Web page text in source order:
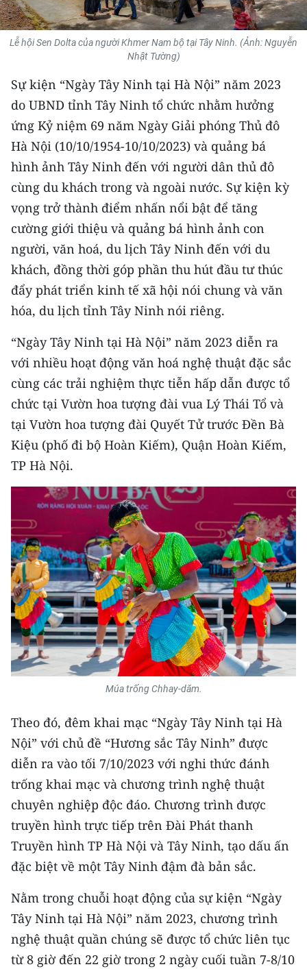
BẠN ĐỌC
KIỂM CHỨNG THÔNG TIN
TRI THỨC CHUYÊN SÂU
54 DÂN TỘC VIỆT NAM
CHƯƠNG TRÌNH OCOP - MỖI XÃ
MỘT SẢN PHẨM
RADIO
MEDIA CENTER
E-Magazine
Video
Media Chính trị
Media Kinh tế
Media Văn hóa
Media Xã hội
Media Pháp luật
Media Du lịch
Media Thế giới
Media Thể thao
Media Giáo dục
Media Y tế
Media Khoa học - Công nghệ
Media Môi trường
Infographic
TIN MỚI
TIN ĐỊA PHƯƠNG
Trung du và miền núi phía Bắc
Đồng bằng sông Hồng
Bắc Trung Bộ
Duyên hải Nam Trung Bộ và Tây
Nguyên
Lễ hội Sen Dolta của người Khmer Nam bộ tại Tây Ninh. (Ảnh: Nguyễn
Nhật Tường)
Sự kiện “Ngày Tây Ninh tại Hà Nội” năm 2023
do UBND tỉnh Tây Ninh tổ chức nhằm hưởng
ứng Kỷ niệm 69 năm Ngày Giải phóng Thủ đô
Hà Nội (10/10/1954-10/10/2023) và quảng bá
hình ảnh Tây Ninh đến với người dân thủ đô
cùng du khách trong và ngoài nước. Sự kiện kỳ
vọng trở thành điểm nhấn nổi bật để tăng
cường giới thiệu và quảng bá hình ảnh con
người, văn hoá, du lịch Tây Ninh đến với du
khách, đồng thời góp phần thu hút đầu tư thúc
đẩy phát triển kinh tế xã hội nói chung và văn
hóa, du lịch tỉnh Tây Ninh nói riêng.
“Ngày Tây Ninh tại Hà Nội” năm 2023 diễn ra
với nhiều hoạt động văn hoá nghệ thuật đặc sắc
cùng các trải nghiệm thực tiễn hấp dẫn được tổ
chức tại Vườn hoa tượng đài vua Lý Thái Tổ và
tại Vườn hoa tượng đài Quyết Tử trước Đền Bà
Kiệu (phố đi bộ Hoàn Kiếm), Quận Hoàn Kiếm,
TP Hà Nội.
Múa trống Chhay-dăm.
Theo đó, đêm khai mạc “Ngày Tây Ninh tại Hà
Nội” với chủ đề “Hương sắc Tây Ninh” được
diễn ra vào tối 7/10/2023 với nghi thức đánh
trống khai mạc và chương trình nghệ thuật
chuyên nghiệp độc đáo. Chương trình được
truyền hình trực tiếp trên Đài Phát thanh
Truyền hình TP Hà Nội và Tây Ninh, tạo dấu ấn
đặc biệt về một Tây Ninh đậm đà bản sắc.
Nằm trong chuỗi hoạt động của sự kiện “Ngày
Tây Ninh tại Hà Nội” năm 2023, chương trình
nghệ thuật quần chúng sẽ được tổ chức liên tục
từ 8 giờ đến 22 giờ trong 2 ngày cuối tuần 7-8/10